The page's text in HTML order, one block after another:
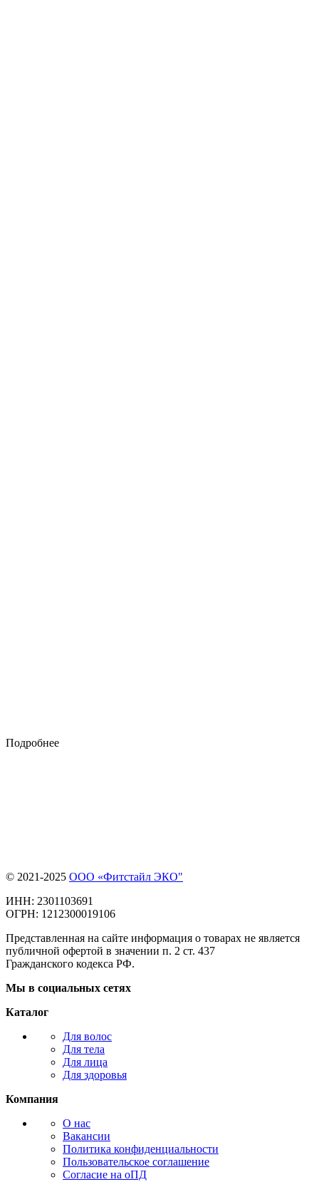
Подробнее
© 2021-2025 ООО «Фитстайл ЭКО"
ИНН: 2301103691
ОГРН: 1212300019106
Представленная на сайте информация о товарах не является
публичной офертой в значении п. 2 ст. 437
Гражданского кодекса РФ.
Мы в социальных сетях
Каталог
Для волос
Для тела
Для лица
Для здоровья
Компания
О нас
Вакансии
Политика конфиденциальности
Пользовательское соглашение
Согласие на оПД